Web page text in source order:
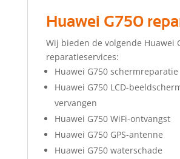
Huawei G750
Wij bieden de volgende Huawei
reparatieservices:
Huawei G750 schermreparatie
Huawei G750 LCD-
vervangen
Huawei G750 WiFi-ontvangst
Huawei G750 GPS-antenne
Huawei G750 waterschade